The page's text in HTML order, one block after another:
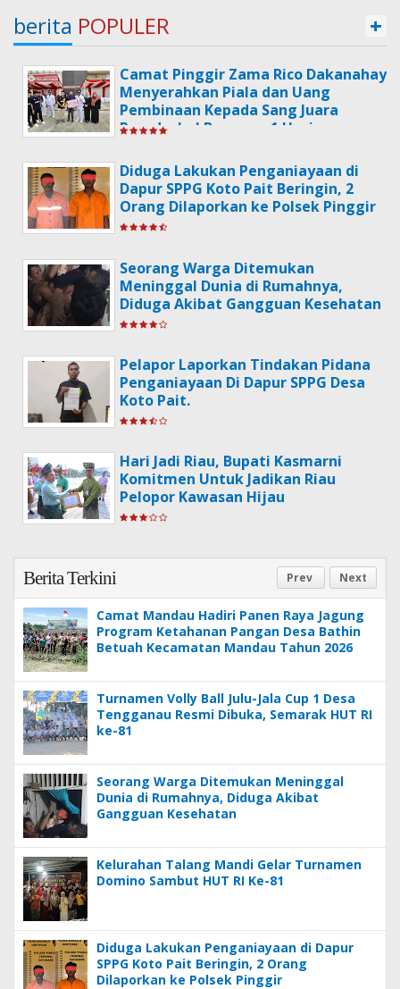
berita POPULER +
Camat Pinggir Zama Rico Dakanahay
Menyerahkan Piala dan Uang
Pembinaan Kepada Sang Juara
Poradeskel Bermasa 1 Usai
Kemerdekaan RI Ke-79.
Diduga Lakukan Penganiayaan di
Dapur SPPG Koto Pait Beringin, 2
Orang Dilaporkan ke Polsek Pinggir
Seorang Warga Ditemukan
Meninggal Dunia di Rumahnya,
Diduga Akibat Gangguan Kesehatan
Pelapor Laporkan Tindakan Pidana
Penganiayaan Di Dapur SPPG Desa
Koto Pait.
Hari Jadi Riau, Bupati Kasmarni
Komitmen Untuk Jadikan Riau
Pelopor Kawasan Hijau
Prev Next
Berita Terkini
Camat Mandau Hadiri Panen Raya Jagung
Program Ketahanan Pangan Desa Bathin
Betuah Kecamatan Mandau Tahun 2026
Turnamen Volly Ball Julu-Jala Cup 1 Desa
Tengganau Resmi Dibuka, Semarak HUT RI
ke-81
Seorang Warga Ditemukan Meninggal
Dunia di Rumahnya, Diduga Akibat
Gangguan Kesehatan
Kelurahan Talang Mandi Gelar Turnamen
Domino Sambut HUT RI Ke-81
Diduga Lakukan Penganiayaan di Dapur
SPPG Koto Pait Beringin, 2 Orang
Dilaporkan ke Polsek Pinggir